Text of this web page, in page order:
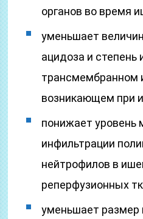
органов во время
уменьшает
ацидоза и степень
трансмембранном
возникающем при
понижает уровень
инфильтрации
нейтрофилов в
реперфузионных
уменьшает